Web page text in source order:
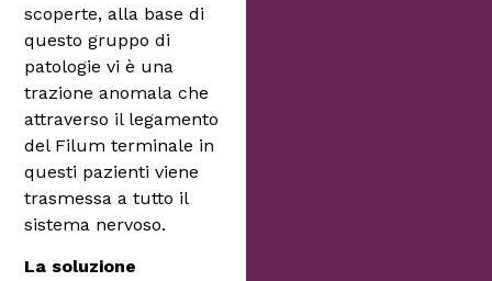
scoperte, alla base di
questo gruppo di
patologie vi è una
trazione anomala che
attraverso il legamento
del Filum terminale in
questi pazienti viene
trasmessa a tutto il
sistema nervoso.
La soluzione